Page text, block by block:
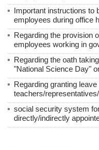
Important instructions to
employees during office
Regarding the provision
employees working in
Regarding the oath
"National Science Day"
Regarding granting
teachers/
social security system
directly/indirectly